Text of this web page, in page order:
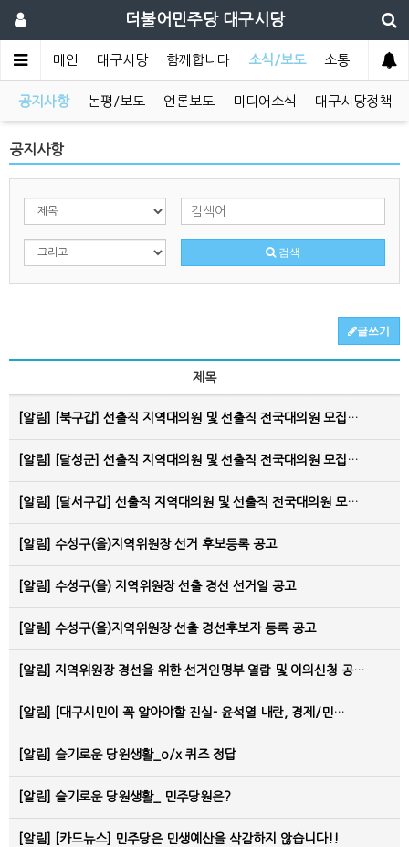
더불어민주당 대구시당
메인 대구시당 함께합니다 소식/보도 소통
공지사항 논평/보도 언론보도 미디어소식 대구시당정책
공지사항
검색
글쓰기
제목
[알림] [북구갑] 선출직 지역대의원 및 선출직 전국대의원 모집…
[알림] [달성군] 선출직 지역대의원 및 선출직 전국대의원 모집…
[알림] [달서구갑] 선출직 지역대의원 및 선출직 전국대의원 모…
[알림] 수성구(을)지역위원장 선거 후보등록 공고
[알림] 수성구(을) 지역위원장 선출 경선 선거일 공고
[알림] 수성구(을)지역위원장 선출 경선후보자 등록 공고
[알림] 지역위원장 경선을 위한 선거인명부 열람 및 이의신청 공…
[알림] [대구시민이 꼭 알아야할 진실- 윤석열 내란, 경제/민…
[알림] 슬기로운 당원생활_o/x 퀴즈 정답
[알림] 슬기로운 당원생활_ 민주당원은?
[알림] [카드뉴스] 민주당은 민생예산을 삭감하지 않습니다!!